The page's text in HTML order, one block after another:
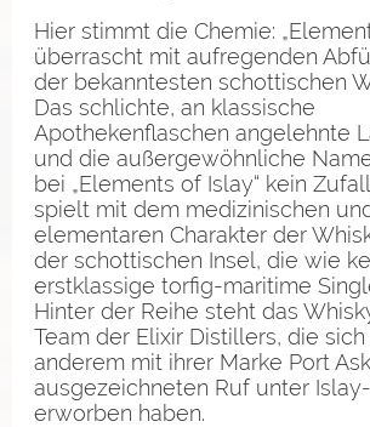
Hier stimmt die Chemie:
überrascht mit aufregenden
der bekanntesten schottischen
Das schlichte, an klassische
Apothekenflaschen angelehnte
und die außergewöhnliche
bei „Elements of Islay“ kein
spielt mit dem medizinischen
elementaren Charakter der
der schottischen Insel, die wie
erstklassige torfig-maritime
Hinter der Reihe steht das
Team der Elixir Distillers, die
anderem mit ihrer Marke Port
ausgezeichneten Ruf unter
erworben haben.